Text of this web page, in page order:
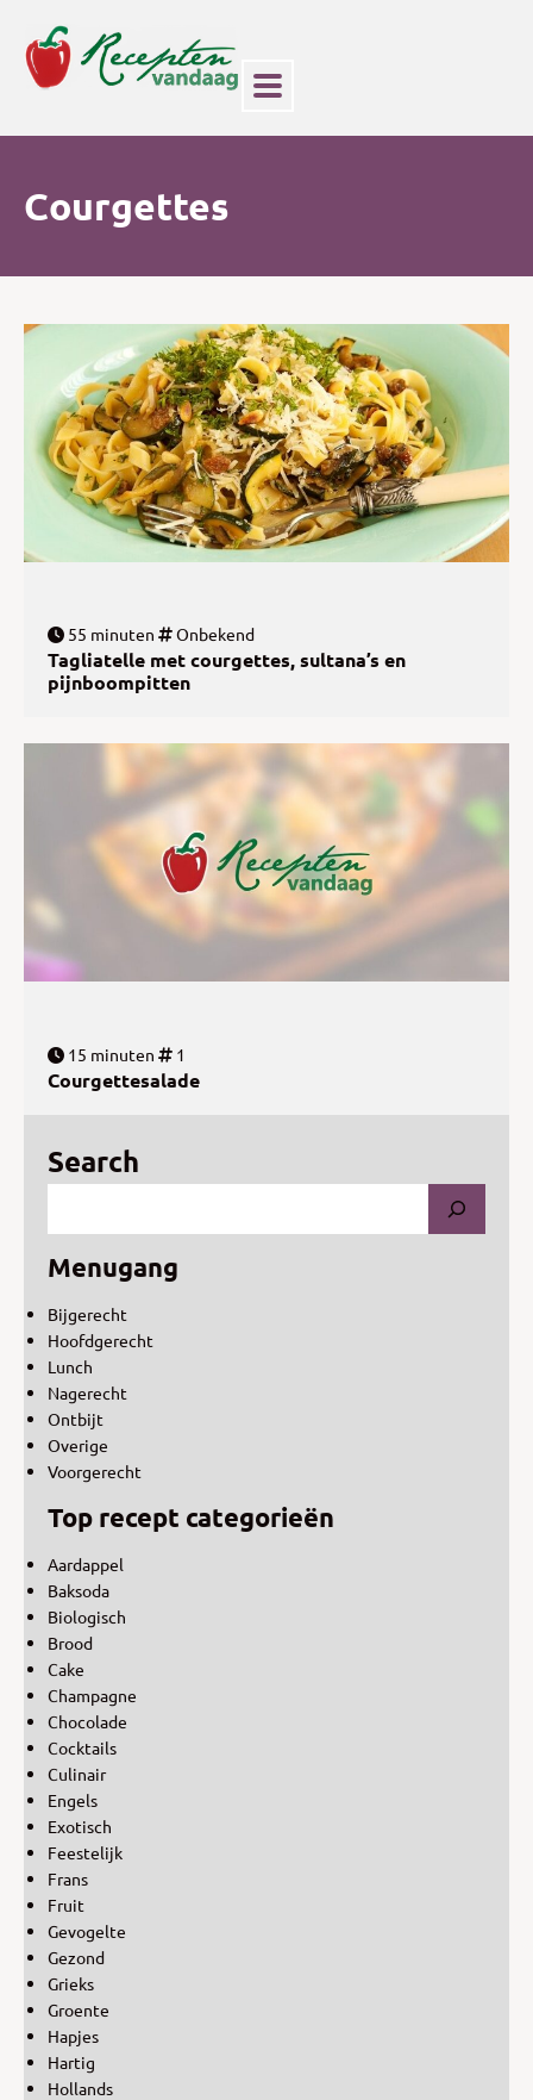
Courgettes
55 minuten Onbekend
Tagliatelle met courgettes, sultana’s en
pijnboompitten
15 minuten 1
Courgettesalade
Search
Menugang
Bijgerecht
Hoofdgerecht
Lunch
Nagerecht
Ontbijt
Overige
Voorgerecht
Top recept categorieën
Aardappel
Baksoda
Biologisch
Brood
Cake
Champagne
Chocolade
Cocktails
Culinair
Engels
Exotisch
Feestelijk
Frans
Fruit
Gevogelte
Gezond
Grieks
Groente
Hapjes
Hartig
Hollands